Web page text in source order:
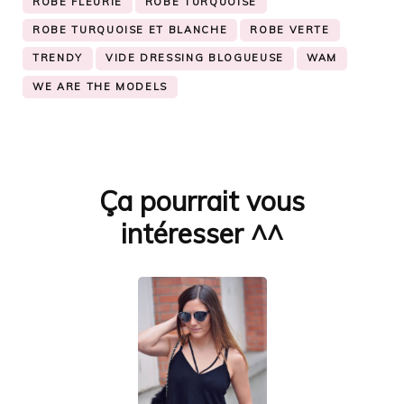
ROBE TURQUOISE ET BLANCHE ROBE VERTE
TRENDY VIDE DRESSING BLOGUEUSE WAM
WE ARE THE MODELS
Ça pourrait vous
intéresser ^^